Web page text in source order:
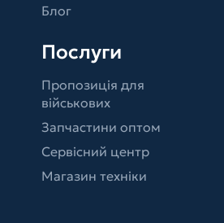
Блог
Послуги
Пропозиція для
військових
Запчастини оптом
Сервісний центр
Магазин техніки